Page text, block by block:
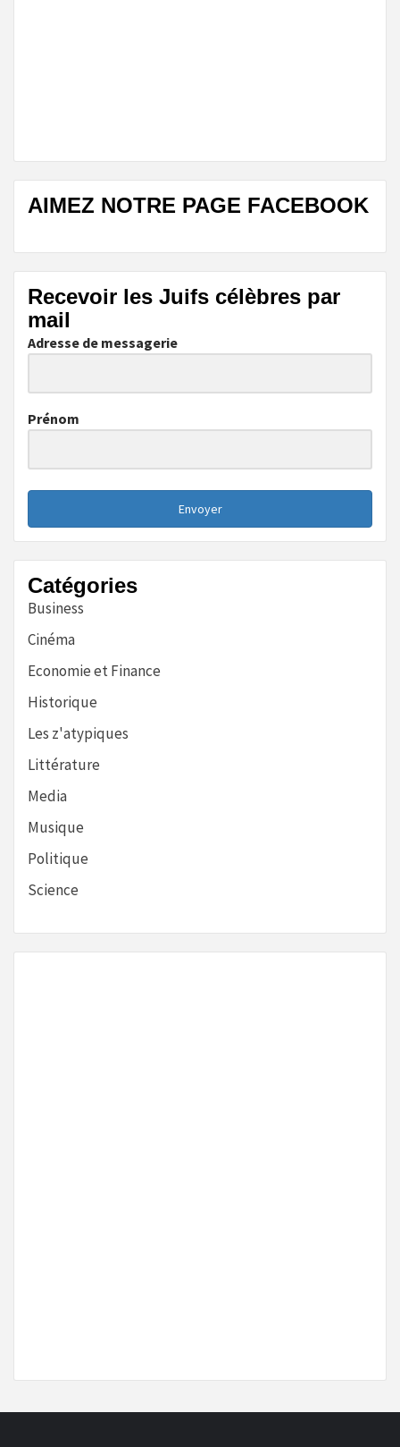
AIMEZ NOTRE PAGE FACEBOOK
Recevoir les Juifs célèbres par
mail
Adresse de messagerie
Prénom
Envoyer
Catégories
Business
Cinéma
Economie et Finance
Historique
Les z'atypiques
Littérature
Media
Musique
Politique
Science